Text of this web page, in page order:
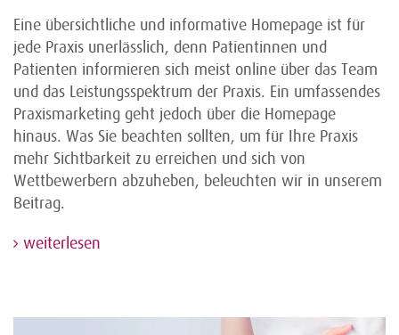
Eine übersichtliche und informative Homepage ist für
jede Praxis unerlässlich, denn Patientinnen und
Patienten informieren sich meist online über das Team
und das Leistungsspektrum der Praxis. Ein umfassendes
Praxismarketing geht jedoch über die Homepage
hinaus. Was Sie beachten sollten, um für Ihre Praxis
mehr Sichtbarkeit zu erreichen und sich von
Wettbewerbern abzuheben, beleuchten wir in unserem
Beitrag.
weiterlesen